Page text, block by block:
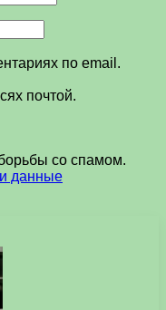
по email.
почтой.
со спамом.
данные